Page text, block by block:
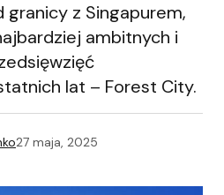
z Singapurem,
ambitnych i
lat – Forest City.
27 maja, 2025